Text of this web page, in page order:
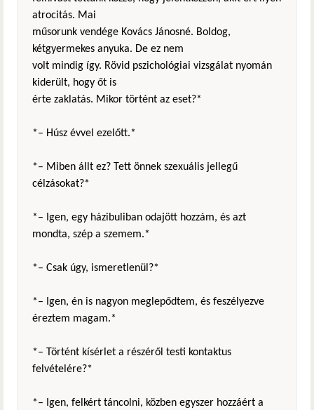
atrocitás. Mai
műsorunk vendége Kovács Jánosné. Boldog,
kétgyermekes anyuka. De ez nem
volt mindig így. Rövid pszichológiai vizsgálat nyomán
kiderült, hogy őt is
érte zaklatás. Mikor történt az eset?*
*– Húsz évvel ezelőtt.*
*– Miben állt ez? Tett önnek szexuális jellegű
célzásokat?*
*– Igen, egy házibuliban odajött hozzám, és azt
mondta, szép a szemem.*
*– Csak úgy, ismeretlenül?*
*– Igen, én is nagyon meglepődtem, és feszélyezve
éreztem magam.*
*– Történt kísérlet a részéről testi kontaktus
felvételére?*
*– Igen, felkért táncolni, közben egyszer hozzáért a